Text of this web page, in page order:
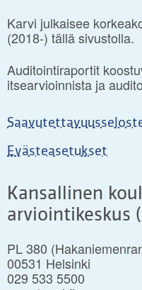
Karvi julkaisee
(2018-) tällä sivustolla.
Auditointiraportit
itsearvioinnista ja
Evästeasetukset
Kansallinen
arviointikeskus
PL 380
00531 Helsinki
029 533 5500